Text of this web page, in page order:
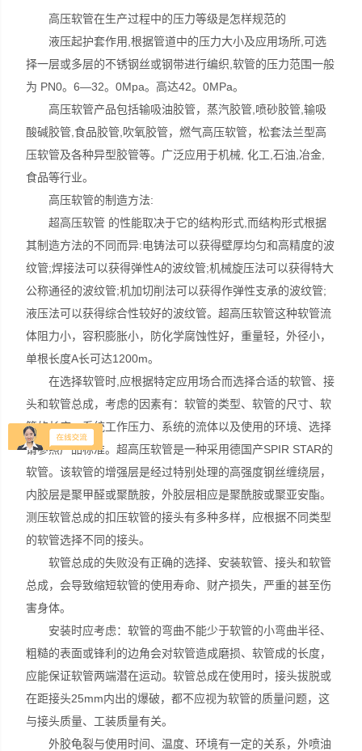
高压软管在生产过程中的压力等级是怎样规范的
液压起护套作用,根据管道中的压力大小及应用场所,可选
择一层或多层的不锈钢丝或钢带进行编织,软管的压力范围一般
为 PN0。6―32。0Mpa。高达42。0MPa。
高压软管产品包括输吸油胶管，蒸汽胶管,喷砂胶管,输吸
酸碱胶管,食品胶管,吹氧胶管，燃气高压软管，松套法兰型高
压软管及各种异型胶管等。广泛应用于机械, 化工,石油,冶金,
食品等行业。
高压软管的制造方法:
超高压软管 的性能取决于它的结构形式,而结构形式根据
其制造方法的不同而异:电铸法可以获得壁厚均匀和高精度的波
纹管;焊接法可以获得弹性A的波纹管;机械旋压法可以获得特大
公称通径的波纹管;机加切削法可以获得作弹性支承的波纹管;
液压法可以获得综合性较好的波纹管。超高压软管这种软管流
体阻力小，容积膨胀小，防化学腐蚀性好，重量轻，外径小，
单根长度A长可达1200m。
在选择软管时,应根据特定应用场合而选择合适的软管、接
头和软管总成，考虑的因素有：软管的类型、软管的尺寸、软
管的长度、系统工作压力、系统的流体以及使用的环境、选择
请参照产品标准。超高压软管是一种采用德国产SPIR STAR的
软管。该软管的增强层是经过特别处理的高强度钢丝缠绕层，
内胶层是聚甲醛或聚酰胺，外胶层相应是聚酰胺或聚亚安酯。
测压软管总成的扣压软管的接头有多种多样，应根据不同类型
的软管选择不同的接头。
软管总成的失败没有正确的选择、安装软管、接头和软管
总成，会导致缩短软管的使用寿命、财产损失，严重的甚至伤
害身体。
安装时应考虑：软管的弯曲不能少于软管的小弯曲半径、
粗糙的表面或锋利的边角会对软管造成磨损、软管成的长度，
应能保证软管两端潜在运动。软管总成在使用时，接头拔脱或
在距接头25mm内出的爆破，都不应视为软管的质量问题，这
与接头质量、工装质量有关。
外胶龟裂与使用时间、温度、环境有一定的关系，外喷油